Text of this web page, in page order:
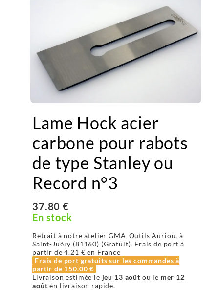
Lame Hock acier
carbone pour rabots
de type Stanley ou
Record n°3
37.80 €
En stock
Retrait à notre atelier GMA-Outils Auriou, à
Saint-Juéry (81160) (Gratuit), Frais de port à
partir de4.21 € en France
Frais de port gratuits sur les commandes à
partir de 150.00 €
Livraison estimée le jeu 13 août ou le mer 12
août en livraison rapide.